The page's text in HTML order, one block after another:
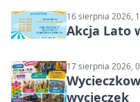
16 sierpnia 2026,
Akcja Lato
17 sierpnia 2026,
wycieczek